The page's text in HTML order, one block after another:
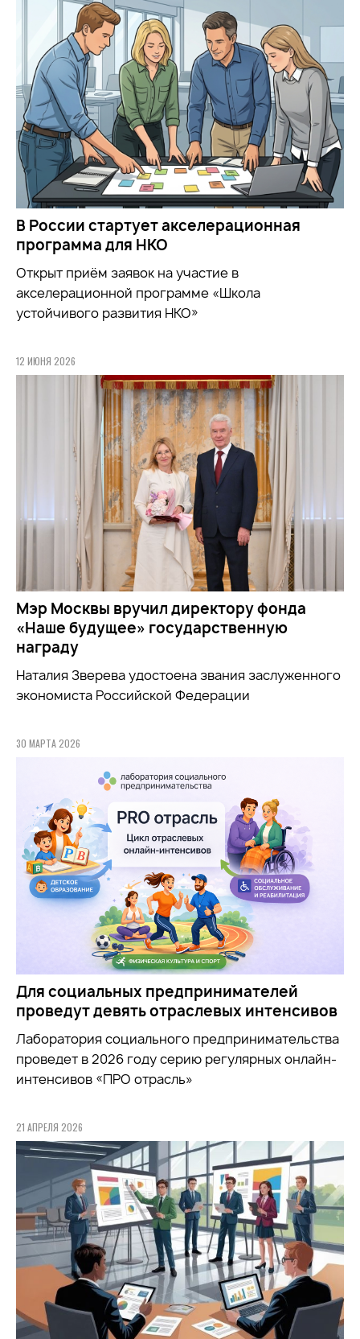
В России стартует акселерационная
программа для НКО
Открыт приём заявок на участие в
акселерационной программе «Школа
устойчивого развития НКО»
12 ИЮНЯ 2026
Мэр Москвы вручил директору фонда
«Наше будущее» государственную
награду
Наталия Зверева удостоена звания заслуженного
экономиста Российской Федерации
30 МАРТА 2026
Для социальных предпринимателей
проведут девять отраслевых интенсивов
Лаборатория социального предпринимательства
проведет в 2026 году серию регулярных онлайн-
интенсивов «ПРО отрасль»
21 АПРЕЛЯ 2026